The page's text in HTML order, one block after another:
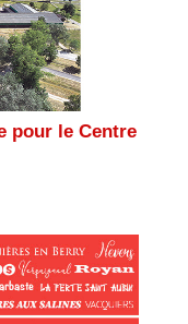
pour le Centre